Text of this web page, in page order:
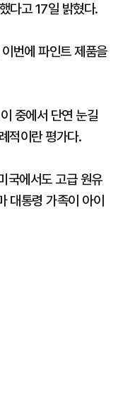
다고 17일 밝혔다.
번에 파인트 제품을
중에서 단연 눈길
적이란 평가다.
국에서도 고급 원유
대통령 가족이 아이